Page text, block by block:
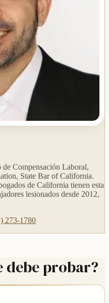
Compensación Laboral,
State Bar of California.
de California tienen esta
lesionados desde 2012,
273-1780
debe probar?